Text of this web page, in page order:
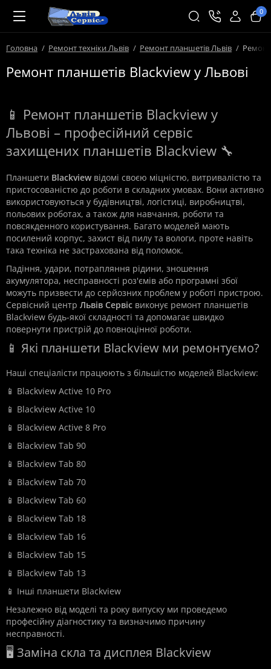
0
Головна Ремонт техніки Львів Ремонт планшетів Львів
Ремонт планшетів Blackview у Львові
📱 Ремонт планшетів Blackview у
Львові – професійний сервіс
захищених планшетів Blackview 🔧
Планшети Blackview відомі своєю міцністю, витривалістю та
пристосованістю до роботи в складних умовах. Вони активно
використовуються у будівництві, логістиці, виробництві,
польових роботах, а також для навчання, роботи та
повсякденного користування. Багато моделей мають
посилений корпус, захист від пилу та вологи, проте навіть
така техніка не застрахована від поломок.
Падіння, удари, потрапляння рідини, зношення
акумулятора, несправності роз'ємів або програмні збої
можуть призвести до серйозних проблем у роботі пристрою.
Сервісний центр Львів Сервіс виконує ремонт планшетів
Blackview будь-якої складності та допомагає швидко
повернути пристрій до повноцінної роботи.
📱 Які планшети Blackview ми ремонтуємо?
Наші спеціалісти працюють з більшістю моделей Blackview:
📱 Blackview Active 10 Pro
📱 Blackview Active 10
📱 Blackview Active 8 Pro
📱 Blackview Tab 90
📱 Blackview Tab 80
📱 Blackview Tab 70
📱 Blackview Tab 60
📱 Blackview Tab 18
📱 Blackview Tab 16
📱 Blackview Tab 15
📱 Blackview Tab 13
📱 Інші планшети Blackview
Незалежно від моделі та року випуску ми проведемо
професійну діагностику та визначимо причину
несправності.
🖥️ Заміна скла та дисплея Blackview